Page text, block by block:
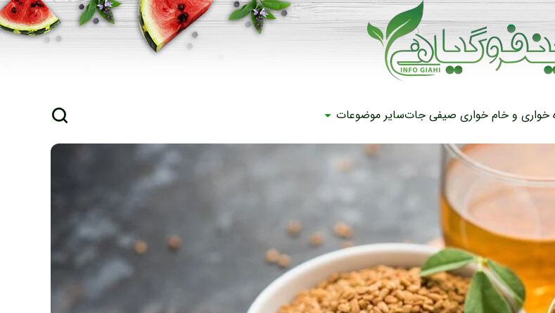
خواری و خام خواری صیفی جاتسایر موضوعات